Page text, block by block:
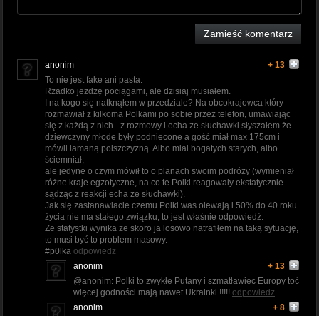
Zamieść komentarz
anonim
+ 13
To nie jest fake ani pasta.
Rzadko jeżdżę pociągami, ale dzisiaj musiałem.
I na kogo się natknąłem w przedziale? Na obcokrajowca który
rozmawiał z kilkoma Polkami po sobie przez telefon, umawiając
się z każdą z nich - z rozmowy i echa ze słuchawki słyszałem że
dziewczyny młode były podniecone a gość miał max 175cm i
mówił łamaną polszczyzną. Albo miał bogatych starych, albo
ściemniał,
ale jedyne o czym mówił to o planach swoim podróży (wymieniał
różne kraje egzotyczne, na co te Polki reagowały ekstatycznie
sądząc z reakcji echa ze słuchawki).
Jak się zastanawiacie czemu Polki was olewają i 50% do 40 roku
życia nie ma stałego związku, to jest właśnie odpowiedź.
Ze statystki wynika że skoro ja losowo natrafiłem na taką sytuację,
to musi być to problem masowy.
#p0lka odpowiedz
anonim
+ 13
@anonim: Polki to zwykłe Putany i szmatławiec Europy toć
więcej godności mają nawet Ukrainki !!!!! odpowiedz
anonim
+ 8